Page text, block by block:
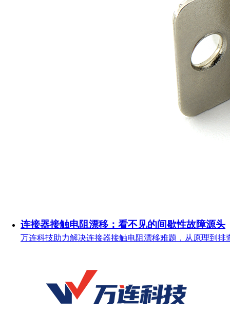
连接器接触电阻漂移：看不见的间歇性故障源头
万连科技助力解决连接器接触电阻漂移难题，从原理到排